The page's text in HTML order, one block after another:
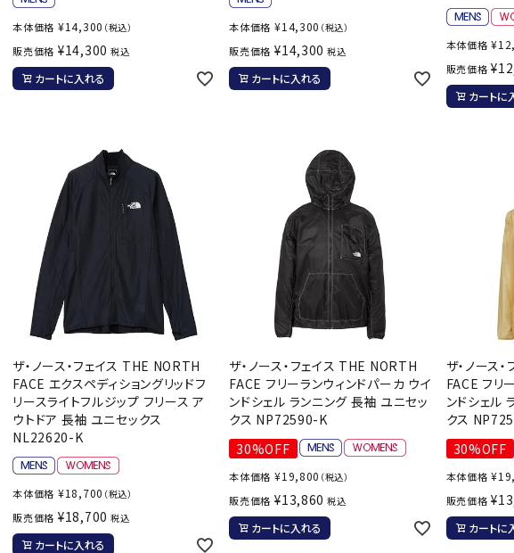
武道・格闘技
武道・格闘技小物
トレーニング・ジム/カジ
ュアル
ウィメンズウェア
キッズウェア
コンプレッションウェア
インナーウェア
シューズ
ジュニアシューズ
ブーツ・サンダル
バッグ
キャップ
ソックス
その他アクセサリー
Wacoal CW-X
本体価格 ¥14,300 （税込）
販売価格 ¥14,300 税込
カートに入れる
本体価格 ¥14,300 （税込）
販売価格 ¥14,300 税込
カートに入れる
本体価格 ¥
販売価格 ¥
カートに
ザ・ノース・フェイス THE NORTH
FACE エクスペディショングリッドフ
リースライトフルジップ フリース ア
ウトドア 長袖 ユニセックス
NL22620-K
本体価格 ¥18,700 （税込）
販売価格 ¥18,700 税込
カートに入れる
ザ・ノース・フェイス THE NORTH
FACE フリーランウィンドパーカ ウイ
ンドシェル ランニング 長袖 ユニセッ
クス NP72590-K
30%OFF
本体価格 ¥19,800 （税込）
販売価格 ¥13,860 税込
カートに入れる
ザ・ノース
FACE フリ
ンドシェル
クス
30%OFF
本体価格 ¥
販売価格 ¥
カートに